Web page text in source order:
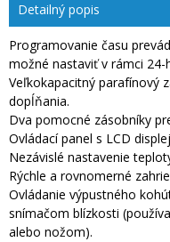
Detailný popis
Programovanie času
možné nastaviť v rámci
Veľkokapacitný parafínový
dopĺňania.
Dva pomocné zásobníky
Ovládací panel s LCD
Nezávislé nastavenie
Rýchle a rovnomerné
Ovládanie výpustného
snímačom blízkosti
alebo nožom).